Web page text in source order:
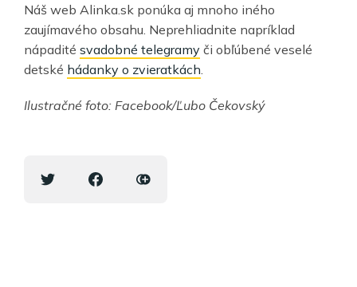
Náš web Alinka.sk ponúka aj mnoho iného
zaujímavého obsahu. Neprehliadnite napríklad
nápadité svadobné telegramy či obľúbené veselé
detské hádanky o zvieratkách
Ilustračné foto: Facebook/Ľubo Čekovský